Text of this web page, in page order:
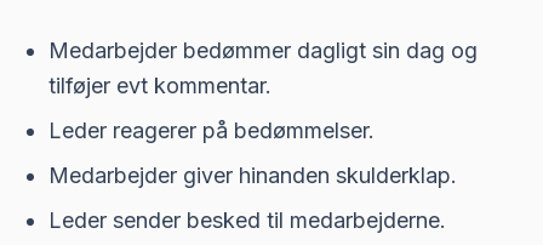
Medarbejder bedømmer dagligt sin dag og
tilføjer evt kommentar.
Leder reagerer på bedømmelser.
Medarbejder giver hinanden skulderklap.
Leder sender besked til medarbejderne.